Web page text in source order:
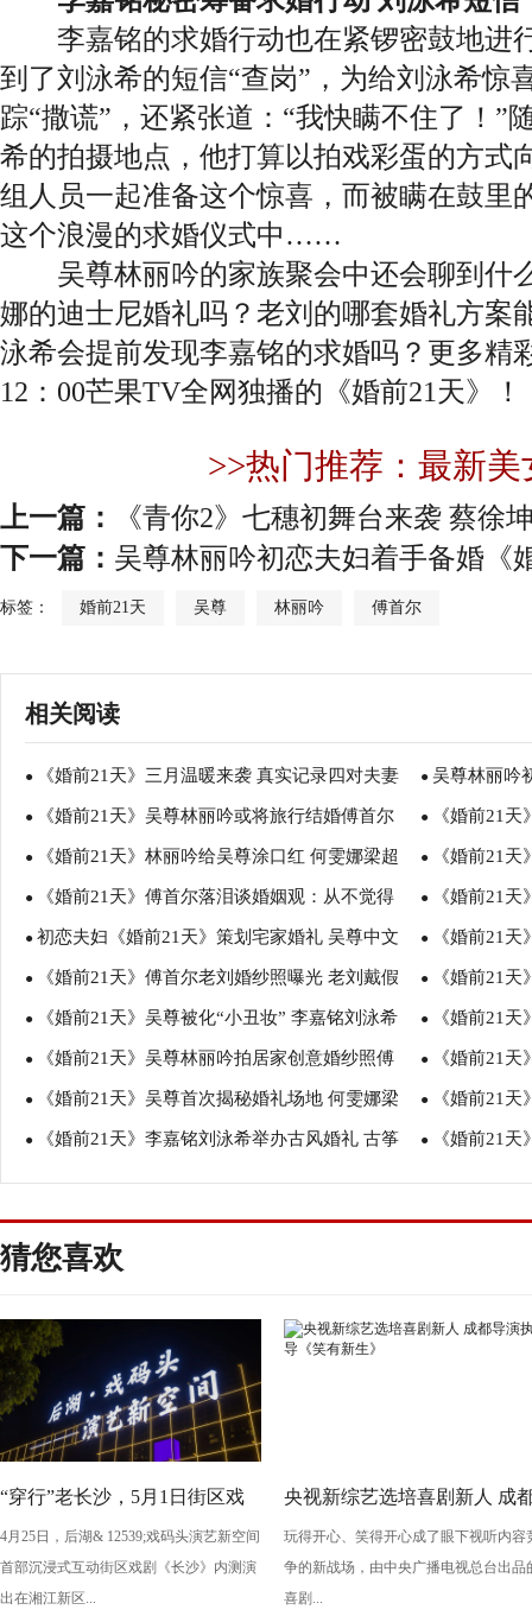
李嘉铭的求婚行动也在紧锣密鼓地进
到了刘泳希的短信“查岗”，为给刘泳希惊
踪“撒谎”，还紧张道：“我快瞒不住了！”
希的拍摄地点，他打算以拍戏彩蛋的方式
组人员一起准备这个惊喜，而被瞒在鼓里
这个浪漫的求婚仪式中……
吴尊林丽吟的家族聚会中还会聊到什
娜的迪士尼婚礼吗？老刘的哪套婚礼方案
泳希会提前发现李嘉铭的求婚吗？更多精
12：00芒果TV全网独播的《婚前21天》！
>>热门推荐：最新美
上一篇：
《青你2》七穗初舞台来袭 蔡徐
下一篇： 吴尊林丽吟初恋夫妇着手备婚《
标签： 婚前21天 吴尊 林丽吟 傅首尔
相关阅读
● 《婚前21天》三月温暖来袭 真实记录四对夫妻
备婚过程
● 吴尊林丽吟
期上线
● 《婚前21天》吴尊林丽吟或将旅行结婚傅首尔
老刘婚博会探行情
● 《婚前21
遭刘泳希爸爸
● 《婚前21天》林丽吟给吴尊涂口红 何雯娜梁超
家庭氛围超有爱
● 《婚前21
共同成长
● 《婚前21天》傅首尔落泪谈婚姻观：从不觉得
女人要依附男人活着
● 《婚前21
爸主动道歉惹
● 初恋夫妇《婚前21天》策划宅家婚礼 吴尊中文
教学趣味解读“宅”
● 《婚前21
● 《婚前21天》傅首尔老刘婚纱照曝光 老刘戴假
发体验校园风
● 《婚前21
母陪同
● 《婚前21天》吴尊被化“小丑妆” 李嘉铭刘泳希
试婚纱与父母意见不一
● 《婚前21
目 老刘写歌
● 《婚前21天》吴尊林丽吟拍居家创意婚纱照傅
首尔老刘DIY农场婚礼
● 《婚前21
超婚礼请柬创
● 《婚前21天》吴尊首次揭秘婚礼场地 何雯娜梁
超陪父母重拍婚纱照
● 《婚前21
希借婚礼表感
● 《婚前21天》李嘉铭刘泳希举办古风婚礼 古筝
钢琴合奏《权御天下》
● 《婚前21
婚 李嘉铭刘
猜您喜欢
“穿行”老长沙，5月1日街区戏
剧《长沙》将亮相“后湖・戏码
头”
4月25日，后湖& 12539;戏码头演艺新空间
首部沉浸式互动街区戏剧《长沙》内测演
出在湘江新区...
央视新综艺选培喜剧新人 成
导演执导《笑有新生》
玩得开心、笑得开心成了眼下视听内容
争的新战场，由中央广播电视总台出品
喜剧...